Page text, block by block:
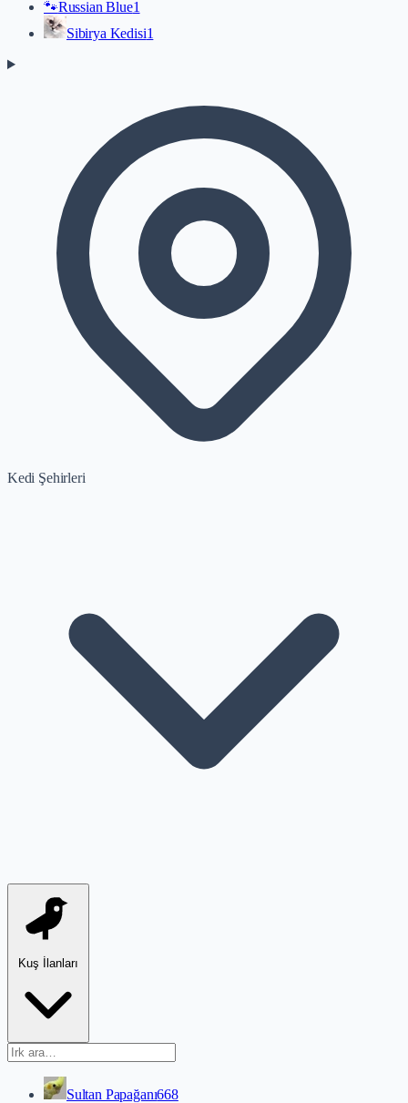
🐾Russian Blue1
Sibirya Kedisi1
Kedi Şehirleri
Kuş İlanları
Sultan Papağanı668